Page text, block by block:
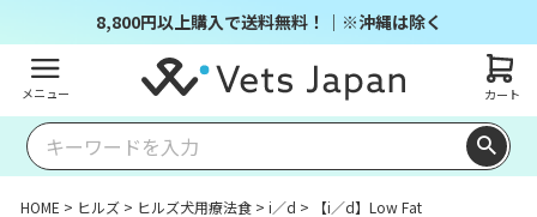
8,800円以上購入で送料無料！｜※沖縄は除く
メニュー カート
HOME ヒルズ ヒルズ犬用療法食 i／d
【i／d】Low Fat